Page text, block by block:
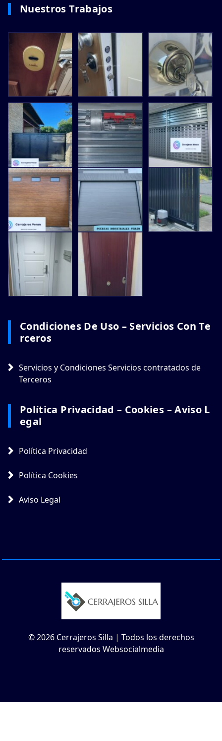
Nuestros Trabajos
Condiciones De Uso – Servicios Con Te
Rceros
Servicios y Condiciones Servicios contratados de
Terceros
Política Privacidad – Cookies – Aviso L
Egal
Política Privacidad
Política Cookies
Aviso Legal
© 2026 Cerrajeros Silla | Todos los derechos
reservados Websocialmedia